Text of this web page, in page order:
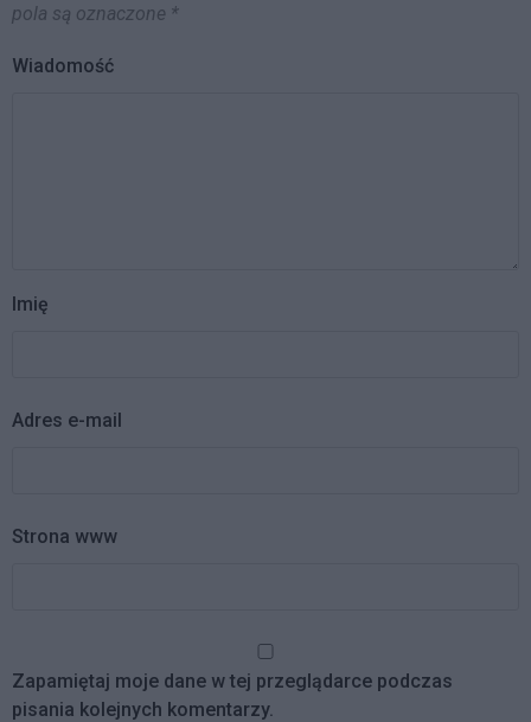
pola są oznaczone *
Wiadomość
Imię
Adres e-mail
Strona www
Zapamiętaj moje dane w tej przeglądarce podczas
pisania kolejnych komentarzy.